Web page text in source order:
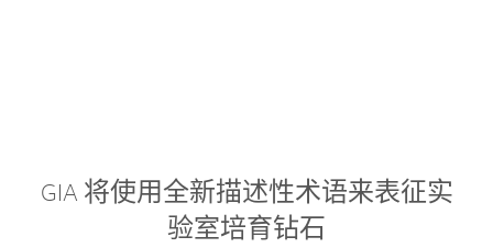
GIA 将使用全新描述性术语来表征实
验室培育钻石